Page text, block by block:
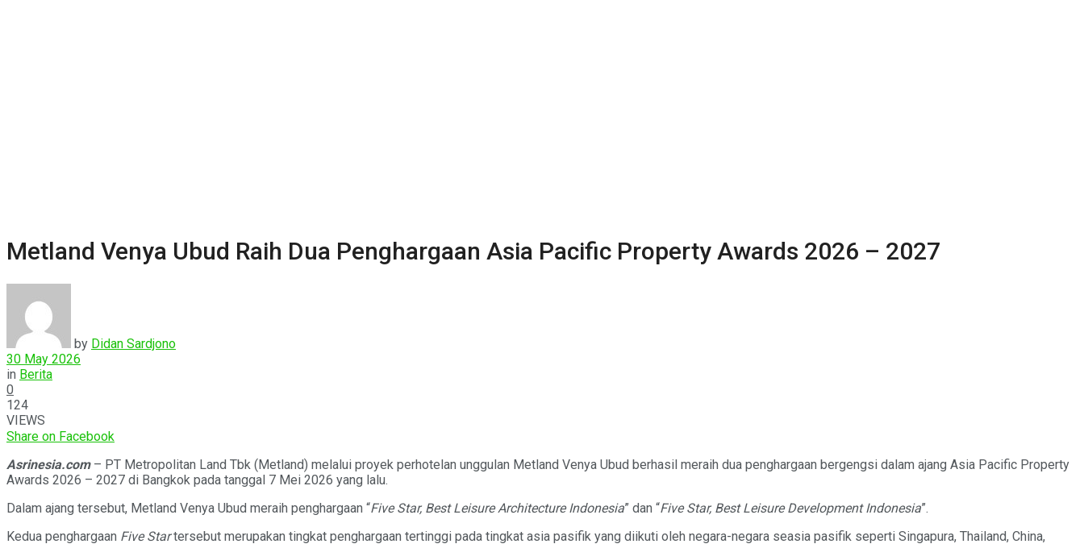
Metland Venya Ubud Raih Dua Penghargaan Asia Pacific Property Awards 2026 – 2027
by Didan Sardjono
30 May 2026
in Berita
0
124
VIEWS
Share on Facebook
Asrinesia.com– PT Metropolitan Land Tbk (Metland) melalui proyek perhotelan unggulan Metland Venya Ubud berhasil meraih dua penghargaan bergengsi dalam ajang Asia Pacific Property
Awards 2026 – 2027 di Bangkok pada tanggal 7 Mei 2026 yang lalu.
Dalam ajang tersebut, Metland Venya Ubud meraih penghargaan “Five Star, Best Leisure Architecture Indonesia” dan “Five Star, Best Leisure Development Indonesia”.
Kedua penghargaan Five Startersebut merupakan tingkat penghargaan tertinggi pada tingkat asia pasifik yang diikuti oleh negara-negara seasia pasifik seperti Singapura, Thailand, China,